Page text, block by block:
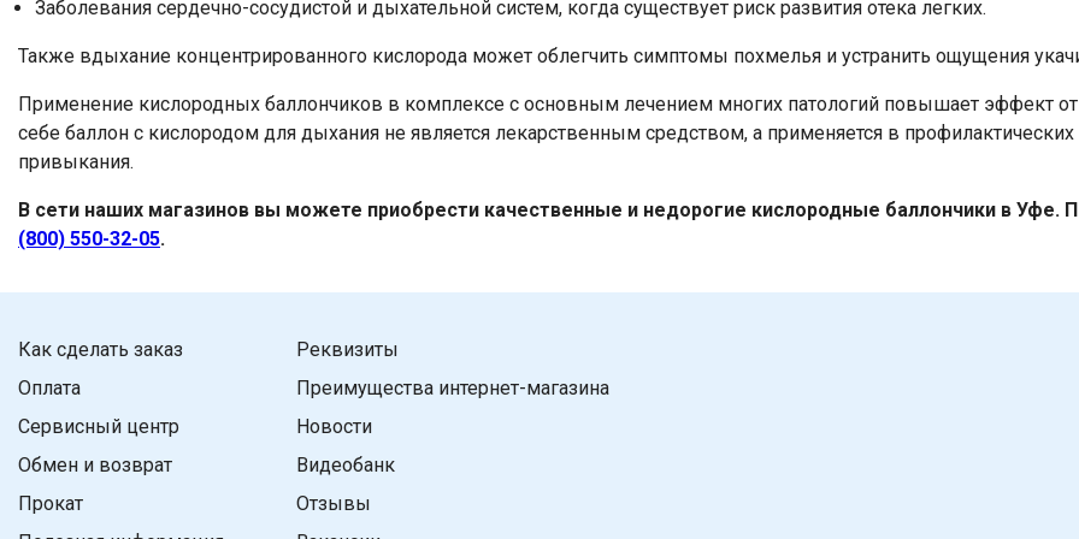
Заболевания сердечно-сосудистой и дыхательной систем, когда существует риск развития отека легких.
Также вдыхание концентрированного кислорода может облегчить симптомы похмелья и устранить ощущения
Применение кислородных баллончиков в комплексе с основным лечением многих патологий повышает эффект
себе баллон с кислородом для дыхания не является лекарственным средством, а применяется в
привыкания.
В сети наших магазинов вы можете приобрести качественные и недорогие кислородные баллончики в Уфе.
(800) 550-32-05.
Как сделать заказ
Оплата
Сервисный центр
Обмен и возврат
Прокат
Реквизиты
Преимущества интернет-магазина
Новости
Видеобанк
Отзывы